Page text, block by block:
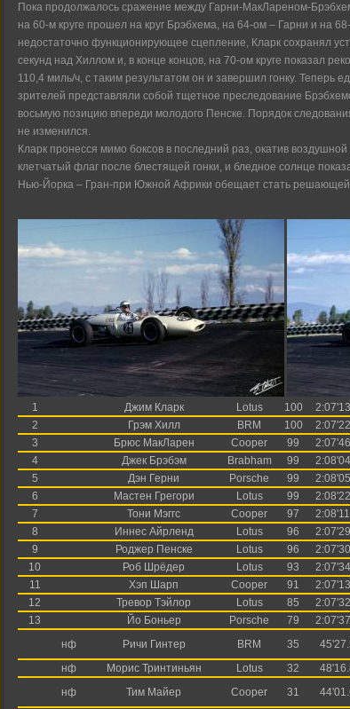
Пока продолжалось сражение между Гарни-МакЛареном-
на 60-м круге прошел на круг Брэбхема, на 64-ом – Гарни и на
недостаточно функционирующее сцепление, Кларк сохранял
секунд над Хиллом и, в конце концов, на 70-ом круге показал
110,4 миль/ч, с таким результатом он и завершил гонку.
зрителей представляли собой тщетное преследование
восьмую позицию впереди молодого Пенске. Порядок
не изменился.
Кларк пронесся мимо боксов в последний раз, окатив
клетчатый флаг после блестящей гонки, и бледное солнце
Нью-Йорка – Гран-при Южной Африки обещает стать решающей
1 Джим Кларк Lotus 100
2
Грэм Хилл BRM 100
3
Брюс МакЛарен Cooper 99
4
Джек Брэбэм Brabham 99
5
Дэн Герни Porsche 99
6
Мастен Грегори Lotus 99
7
Тони Мэггс Cooper 97
8
Иннес Айрленд Lotus 96
9
Роджер Пенске Lotus 96
10
Роб Шрёдер Lotus 93
11
Хэп Шарп Cooper 91
12
Тревор Тэйлор Lotus 85
13
Йо Боньер Porsche 79
нф
Ричи Гинтер BRM 35
нф
Морис Тринтиньян Lotus 32
нф
Тим Майер Cooper 31